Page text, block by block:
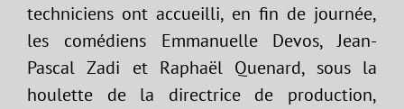
techniciens ont accueilli, en fin de journée,
les comédiens Emmanuelle Devos, Jean-
Pascal Zadi et Raphaël Quenard, sous la
houlette de la directrice de production,